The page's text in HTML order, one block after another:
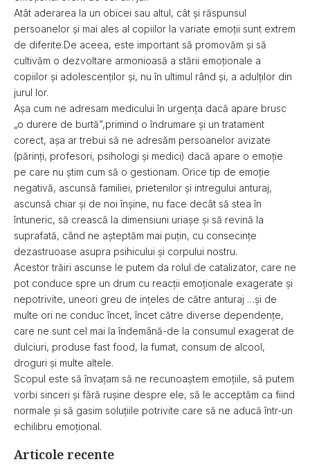
Atât aderarea la un obicei sau altul, cât și răspunsul
persoanelor și mai ales al copiilor la variate emoții sunt extrem
de diferite.De aceea, este important să promovăm și să
cultivăm o dezvoltare armonioasă a stării emoționale a
copiilor și adolescenților și, nu în ultimul rând și, a adulților din
jurul lor.
Așa cum ne adresam medicului în urgența dacă apare brusc
„o durere de burtă”,primind o îndrumare și un tratament
corect, așa ar trebui să ne adresăm persoanelor avizate
(părinți, profesori, psihologi și medici) dacă apare o emoție
pe care nu știm cum să o gestionam. Orice tip de emoție
negativă, ascunsă familiei, prietenilor și intregului anturaj,
ascunsă chiar și de noi înșine, nu face decât să stea în
întuneric, să crească la dimensiuni uriașe și să revină la
suprafată, când ne așteptăm mai puțin, cu consecințe
dezastruoase asupra psihicului și corpului nostru.
Acestor trăiri ascunse le putem da rolul de catalizator, care ne
pot conduce spre un drum cu reacții emoționale exagerate și
nepotrivite, uneori greu de ințeles de către anturaj …și de
multe ori ne conduc încet, încet către diverse dependențe,
care ne sunt cel mai la îndemână-de la consumul exagerat de
dulciuri, produse fast food, la fumat, consum de alcool,
droguri și multe altele.
Scopul este să învațam să ne recunoaștem emoțiile, să putem
vorbi sinceri și fără rușine despre ele, să le acceptăm ca fiind
normale și să gasim soluțiile potrivite care să ne aducă într-un
echilibru emoțional.
Articole recente